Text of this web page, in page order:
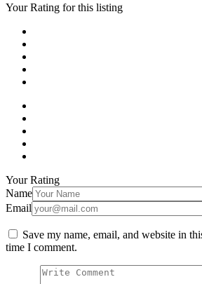
Your Rating for this listing
Your Rating
Name
Email
Save my name, email, and website in
time I comment.